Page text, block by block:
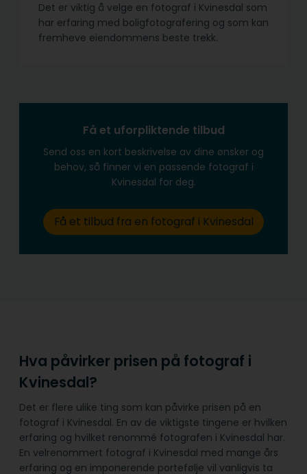
Det er viktig å velge en fotograf i Kvinesdal som
har erfaring med boligfotografering og som kan
fremheve eiendommens beste trekk.
Få et uforpliktende tilbud
Send oss en kort beskrivelse av dine ønsker og
behov, så finner vi en passende fotograf i
Kvinesdal for deg.
Få et tilbud fra en fotograf i Kvinesdal
Hva påvirker prisen på fotograf i
Kvinesdal?
Det er flere ulike ting som kan påvirke prisen på en
fotograf i Kvinesdal. En av de viktigste tingene er hvilken
erfaring og hvilket renommé fotografen i Kvinesdal har.
En velrenommert fotograf i Kvinesdal med mange års
erfaring og en imponerende portefølje vil vanligvis ta